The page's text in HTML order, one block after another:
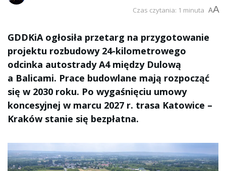
Czas czytania: 1 minuta AA
GDDKiA ogłosiła przetarg na przygotowanie
projektu rozbudowy 24-kilometrowego
odcinka autostrady A4 między Dulową
a Balicami. Prace budowlane mają rozpocząć
się w 2030 roku. Po wygaśnięciu umowy
koncesyjnej w marcu 2027 r. trasa Katowice –
Kraków stanie się bezpłatna.